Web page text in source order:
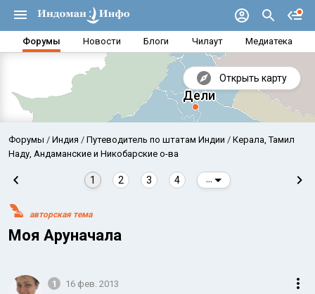
Форумы Новости Блоги Чилаут Медиатека
Открыть карту
Аравийское море
Форумы Индия Путеводитель по штатам Индии
Керала, Тамил
Наду, Андаманские и Никобарские о-ва
1 2 3 4
авторская тема
Моя Аруначала
1 16 фев. 2013